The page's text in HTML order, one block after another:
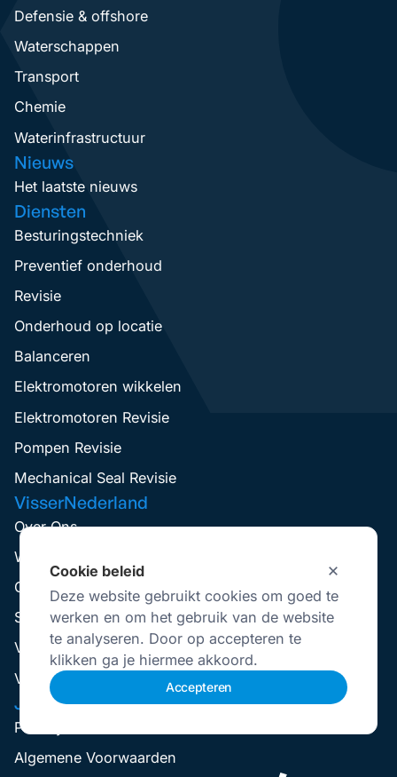
Cookie beleid
Deze website gebruikt cookies om goed te
werken en om het gebruik van de website
te analyseren. Door op accepteren te
klikken ga je hiermee akkoord.
Accepteren
Defensie & offshore
Waterschappen
Transport
Chemie
Waterinfrastructuur
Nieuws
Het laatste nieuws
Diensten
Besturingstechniek
Preventief onderhoud
Revisie
Onderhoud op locatie
Balanceren
Elektromotoren wikkelen
Elektromotoren Revisie
Pompen Revisie
Mechanical Seal Revisie
VisserNederland
Over Ons
Werken Bij
Contact
Service aanvraag
Visser Up-To-Date
Vestigingen
Juridisch
Privacybeleid
Algemene Voorwaarden
Hoe bedoordeel jij je ervaring?
Selecteer
een